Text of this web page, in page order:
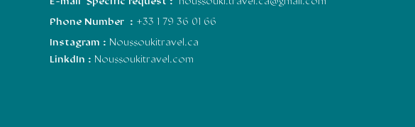
Phone Number : +33 1 79 36 01 66
Instagram : Noussoukitravel.ca
LinkdIn : Noussoukitravel.com